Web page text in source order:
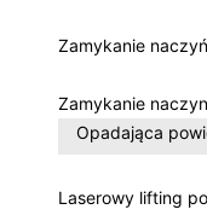
Zamykanie
Zamykanie
Opadająca
Laserowy lifting